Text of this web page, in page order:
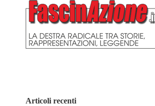
Articoli recenti